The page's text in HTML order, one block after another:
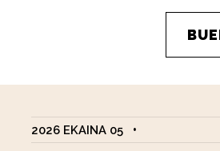
2026 EKAINA 05 •